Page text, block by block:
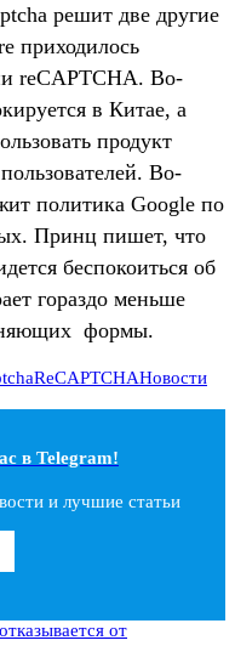
решит две другие
приходилось
reCAPTCHA. Во-
в Китае, а
продукт
Во-
политика Google по
Принц пишет, что
беспокоиться об
гораздо меньше
формы.
ReCAPTCHAНовости
в Telegram!
и лучшие статьи
от